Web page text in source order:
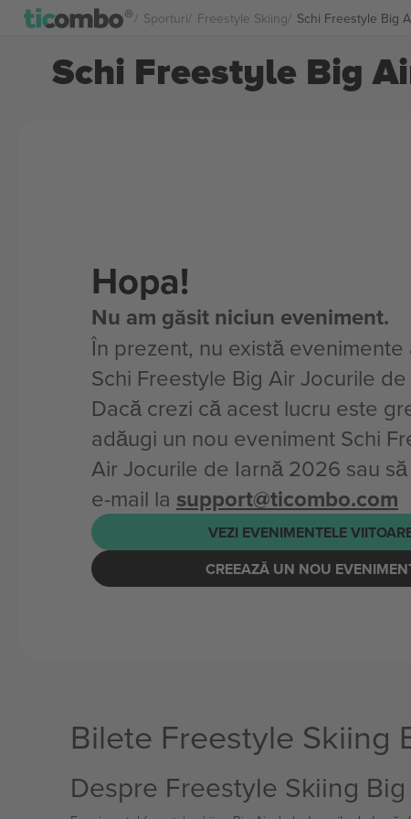
Sporturi Freestyle Skiing Schi Freestyle Big
Schi Freestyle Big
Hopa!
Nu am găsit niciun eveniment.
În prezent, nu există
Schi Freestyle Big Air Jocurile
Dacă crezi că acest lucru este
adăugi un nou eveniment Schi
Air Jocurile de Iarnă 2026 sau
e-mail la support@ticombo.com
VEZI EVENIMENTELE
CREEAZĂ UN NOU
Bilete Freestyle Skiing
Despre Freestyle Skiing